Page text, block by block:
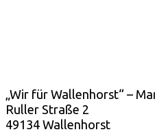
„Wir für Wallenhorst“ –
Ruller Straße 2
49134 Wallenhorst